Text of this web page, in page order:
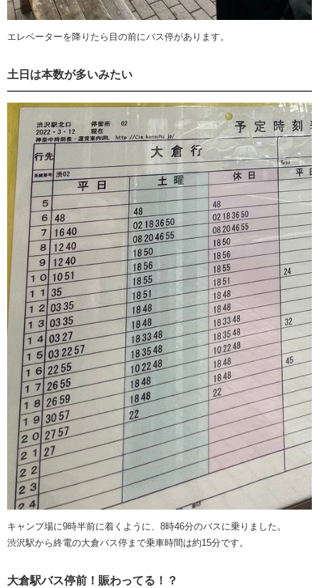
エレベーターを降りたら目の前にバス停があります。
土日は本数が多いみたい
キャンプ場に9時半前に着くように、8時46分のバスに乗りました。
渋沢駅から終電の大倉バス停まで乗車時間は約15分です。
大倉駅バス停前！賑わってる！？